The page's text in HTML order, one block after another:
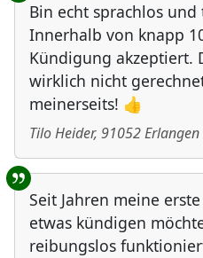
Bin echt sprachlos
Innerhalb von knapp
Kündigung akzeptiert.
wirklich nicht
meinerseits! 👍
Tilo Heider, 91052Erlangen
Seit Jahren meine
etwas kündigen
reibungslos